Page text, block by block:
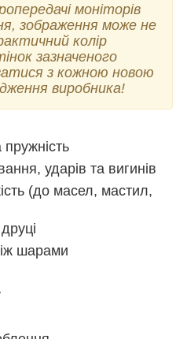
моніторів
зображення може не
колір
зазначеного
з кожною новою
виробника!
пружність
ударів та вигинів
(до масел, мастил,
шарами